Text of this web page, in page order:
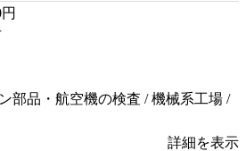
円
部品・航空機の検査 / 機械系工場 /
詳細を表示